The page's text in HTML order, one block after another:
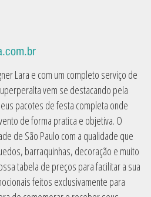
Lara e com um completo serviço de
vem se destacando pela
pacotes de festa completa onde
de forma pratica e objetiva. O
de São Paulo com a qualidade que
barraquinhas, decoração e muito
tabela de preços para facilitar a sua
feitos exclusivamente para